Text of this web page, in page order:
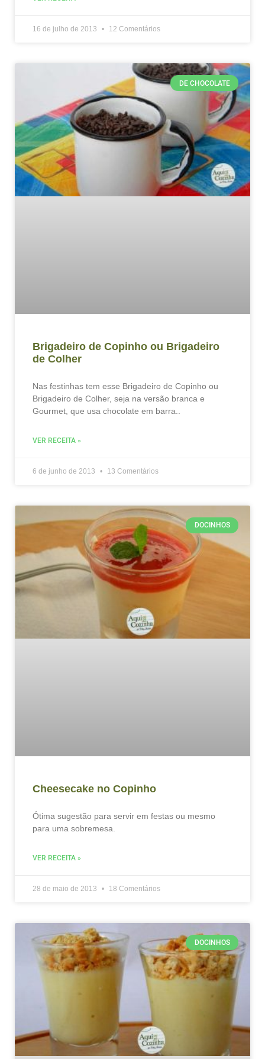
16 de julho de 2013 12 Comentários
DE CHOCOLATE
Brigadeiro de Copinho ou Brigadeiro
de Colher
Nas festinhas tem esse Brigadeiro de Copinho ou
Brigadeiro de Colher, seja na versão branca e
Gourmet, que usa chocolate em barra..
VER RECEITA »
6 de junho de 2013 13 Comentários
DOCINHOS
Cheesecake no Copinho
Ótima sugestão para servir em festas ou mesmo
para uma sobremesa.
VER RECEITA »
28 de maio de 2013 18 Comentários
DOCINHOS